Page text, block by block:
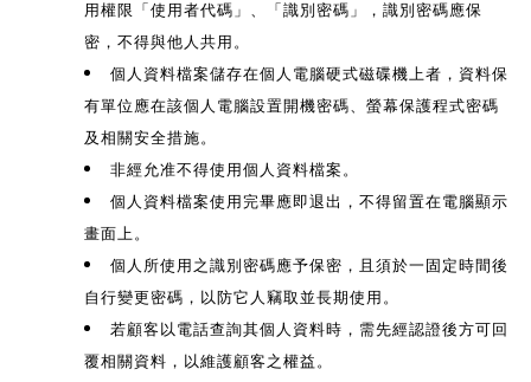
用權限「使用者代碼」、「識別密碼」，識別密碼應保
密，不得與他人共用。
個人資料檔案儲存在個人電腦硬式磁碟機上者，資料保
有單位應在該個人電腦設置開機密碼、螢幕保護程式密碼
及相關安全措施。
非經允准不得使用個人資料檔案。
個人資料檔案使用完畢應即退出，不得留置在電腦顯示
畫面上。
個人所使用之識別密碼應予保密，且須於一固定時間後
自行變更密碼，以防它人竊取並長期使用。
若顧客以電話查詢其個人資料時，需先經認證後方可回
覆相關資料，以維護顧客之權益。